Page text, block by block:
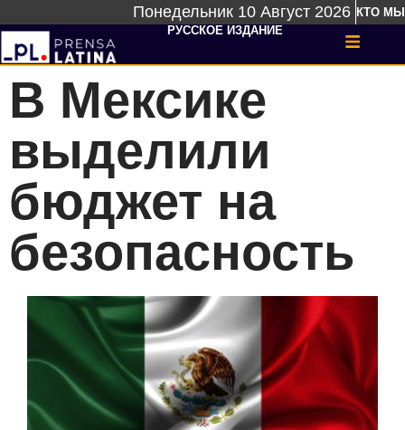
Понедельник 10 Август 2026 КТО МЫ
РУССКОЕ ИЗДАНИЕ
В Мексике
выделили
бюджет на
безопасность